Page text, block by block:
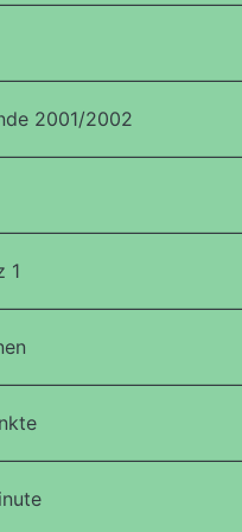
2001/2002
1